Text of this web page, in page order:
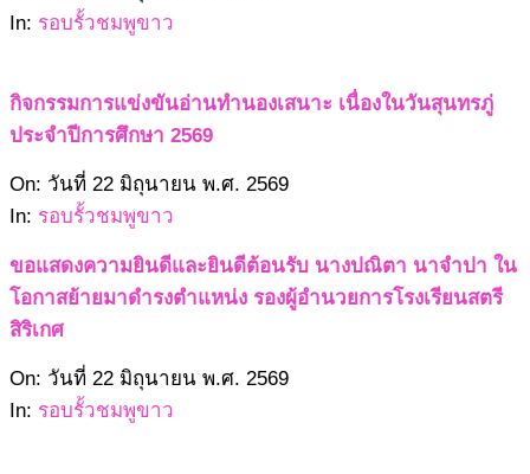
06-
In: รอบรั้วชมพูขาว
กิจกรรมการแข่งขันอ่านทำนองเสนาะ เนื่องในวันสุนทรภู่
ประจำปีการศึกษา 2569
2569-
06-
On: วันที่ 22 มิถุนายน พ.ศ. 2569
In: รอบรั้วชมพูขาว
ขอแสดงความยินดีและยินดีต้อนรับ นางปณิตา นาจำปา ใน
โอกาสย้ายมาดำรงตำแหน่ง รองผู้อำนวยการโรงเรียนสตรี
สิริเกศ
2569-
06-
On: วันที่ 22 มิถุนายน พ.ศ. 2569
In: รอบรั้วชมพูขาว